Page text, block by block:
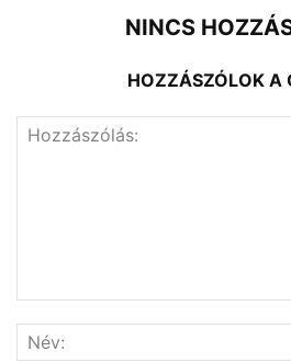
NINCS
HOZZÁSZÓLOK A